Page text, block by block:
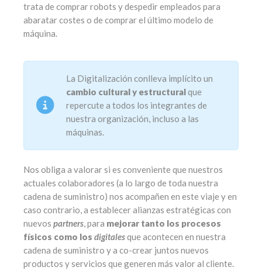
trata de comprar robots y despedir empleados para
abaratar costes o de comprar el último modelo de
máquina.
La Digitalización conlleva implícito un
cambio cultural y estructuralque
repercute a todos los integrantes de
nuestra organización, incluso a las
máquinas.
Nos obliga a valorar si es conveniente que nuestros
actuales colaboradores (a lo largo de toda nuestra
cadena de suministro) nos acompañen en este viaje y en
caso contrario, a establecer alianzas estratégicas con
nuevos partners, para mejorar tanto los procesos
físicos como los digitalesque acontecen en nuestra
cadena de suministro y a co-crear juntos nuevos
productos y servicios que generen más valor al cliente.